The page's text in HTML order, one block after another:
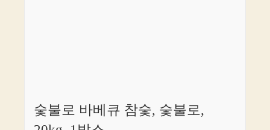
숯불로 바베큐 참숯, 숯불로,